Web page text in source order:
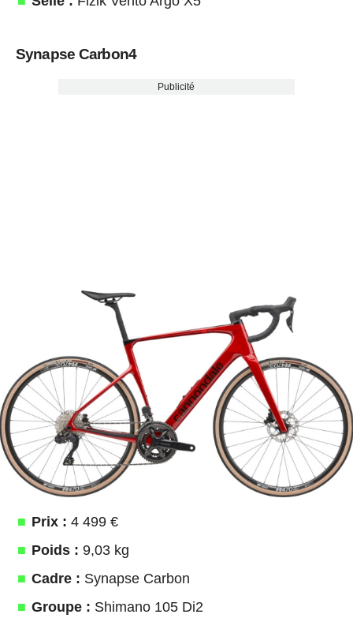
Synapse Carbon4
Publicité
Prix : 4 499 €
Poids : 9,03 kg
Cadre : Synapse Carbon
Groupe : Shimano 105 Di2